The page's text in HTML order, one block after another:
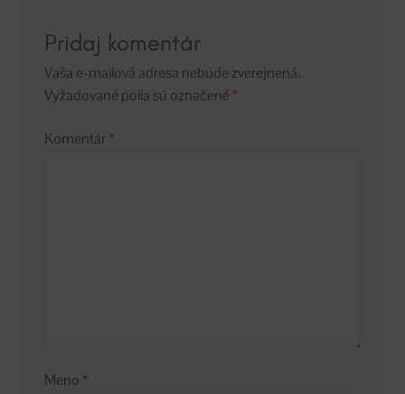
Pridaj komentár
Vaša e-mailová adresa nebude zverejnená.
Vyžadované polia sú označené *
Komentár*
Meno *